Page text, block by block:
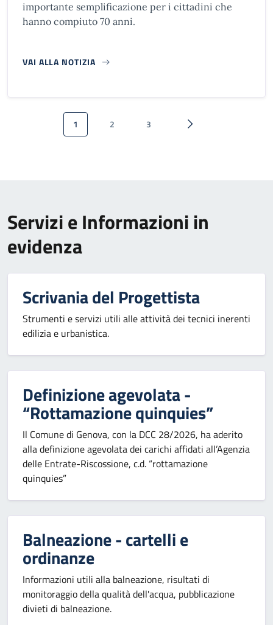
importante semplificazione per i cittadini che
hanno compiuto 70 anni.
VAI ALLA NOTIZIA
Paginazione
Pagina attuale
1 Pagina
2 Pagina
3 Pagina successiva
Servizi e Informazioni in
evidenza
Scrivania del Progettista
Strumenti e servizi utili alle attività dei tecnici inerenti
edilizia e urbanistica.
Definizione agevolata -
“Rottamazione quinquies”
Il Comune di Genova, con la DCC 28/2026, ha aderito
alla definizione agevolata dei carichi affidati all’Agenzia
delle Entrate-Riscossione, c.d. “rottamazione
quinquies”
Balneazione - cartelli e
ordinanze
Informazioni utili alla balneazione, risultati di
monitoraggio della qualità dell'acqua, pubblicazione
divieti di balneazione.